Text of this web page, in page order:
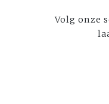
Volg onze